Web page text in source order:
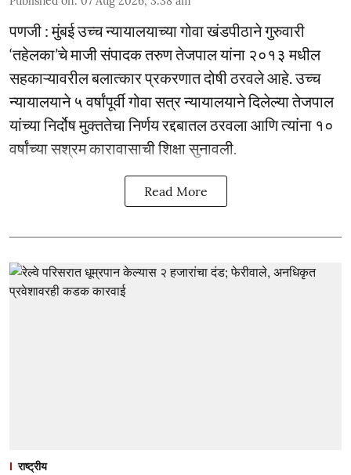
पणजी : मुंबई उच्च न्यायालयाच्या गोवा खंडपीठाने गुरुवारी
‘तहेलका’चे माजी संपादक तरुण तेजपाल यांना २०१३ मधील
सहकाऱ्यावरील बलात्कार प्रकरणात दोषी ठरवले आहे. उच्च
न्यायालयाने ५ वर्षांपूर्वी गोवा सत्र न्यायालयाने दिलेल्या तेजपाल
यांच्या निर्दोष मुक्ततेचा निर्णय रद्दबातल ठरवला आणि त्यांना १०
वर्षांच्या सश्रम कारावासाची शिक्षा सुनावली.
Read More
राष्ट्रीय